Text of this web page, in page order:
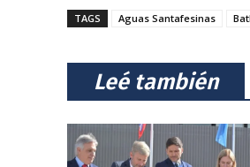
TAGS Aguas Santafesinas
⠀Leé también⠀